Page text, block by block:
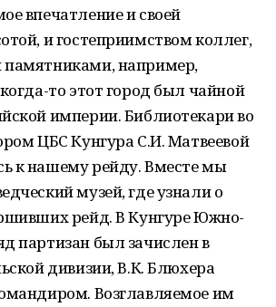
впечатление и своей
и гостеприимством коллег,
например,
то этот город был чайной
империи. Библиотекари во
ЦБС Кунгура С.И. Матвеевой
к нашему рейду. Вместе мы
музей, где узнали о
рейд. В Кунгуре Южно-
партизан был зачислен в
дивизии, В.К. Блюхера
Возглавляемое им